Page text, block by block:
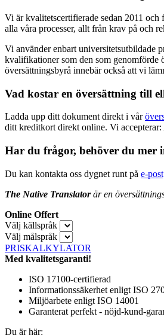
Vi är kvalitetscertifierade sedan 2011
alla våra processer, allt från krav på och
Vi använder enbart universitetsutbildade
kvalifikationer som den som genomförde
översättningsbyrå innebär också att vi
Vad kostar en översättning till
Ladda upp ditt dokument direkt i vår
ditt kreditkort direkt online. Vi
Har du frågor, behöver du mer
Du kan kontakta oss dygnet runt på e-
The Native Translatorär en
Online Offert
Välj källspråk
Välj målspråk
PRISKALKYLATOR
Med kvalitetsgaranti!
ISO 17100-certifierad
Informationssäkerhet enligt ISO
Miljöarbete enligt ISO 14001
Garanterat perfekt - nöjd-kund-
Du är här: